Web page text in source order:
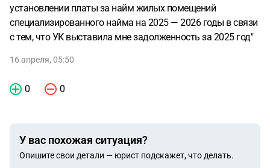
установлении платы за найм жилых помещений
специализированного найма на 2025 — 2026 годы в связи
с тем, что УК выставила мне задолженность за 2025 год"
16 апреля, 05:50
0 0
У вас похожая ситуация?
Опишите свои детали — юрист подскажет, что делать.